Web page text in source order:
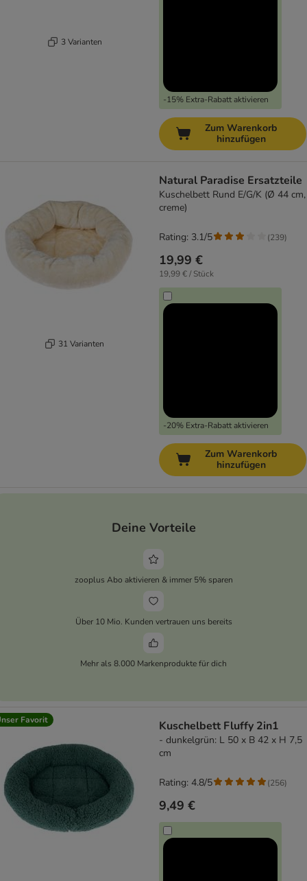
3 Varianten
-15% Extra-Rabatt aktivieren
Zum Warenkorb
hinzufügen
31 Varianten
Natural Paradise Ersatzteile
Kuschelbett Rund E/G/K (Ø 44 cm,
creme)
19,99 €
19,99 € / Stück
-20% Extra-Rabatt aktivieren
Rating: 3.1/5 (239)
Zum Warenkorb
hinzufügen
Deine Vorteile
zooplus Abo aktivieren & immer 5% sparen
Über 10 Mio. Kunden vertrauen uns bereits
Mehr als 8.000 Markenprodukte für dich
Favorit Kuschelbett Fluffy 2in1
- dunkelgrün: L 50 x B 42 x H 7,5
cm
9,49 €
Rating: 4.8/5 (256)